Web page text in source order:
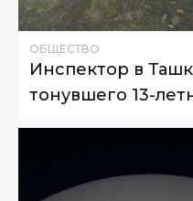
ОБЩЕСТВО
Инспектор в
тонувшего 13-